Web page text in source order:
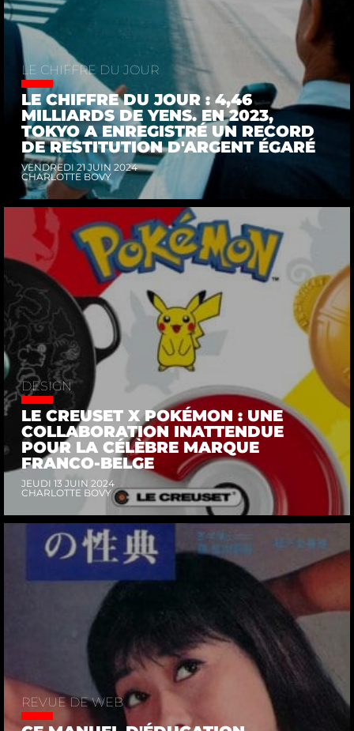
LE CHIFFRE DU JOUR
LE CHIFFRE DU JOUR : 4,46
MILLIARDS DE YENS. EN 2023,
TOKYO A ENREGISTRÉ UN RECORD
DE RESTITUTION D'ARGENT ÉGARÉ
VENDREDI 21 JUIN 2024
CHARLOTTE BOVY
DESIGN
LE CREUSET X POKÉMON : UNE
COLLABORATION INATTENDUE
POUR LA CÉLÈBRE MARQUE
FRANCO-BELGE
JEUDI 13 JUIN 2024
CHARLOTTE BOVY
REVUE DE WEB